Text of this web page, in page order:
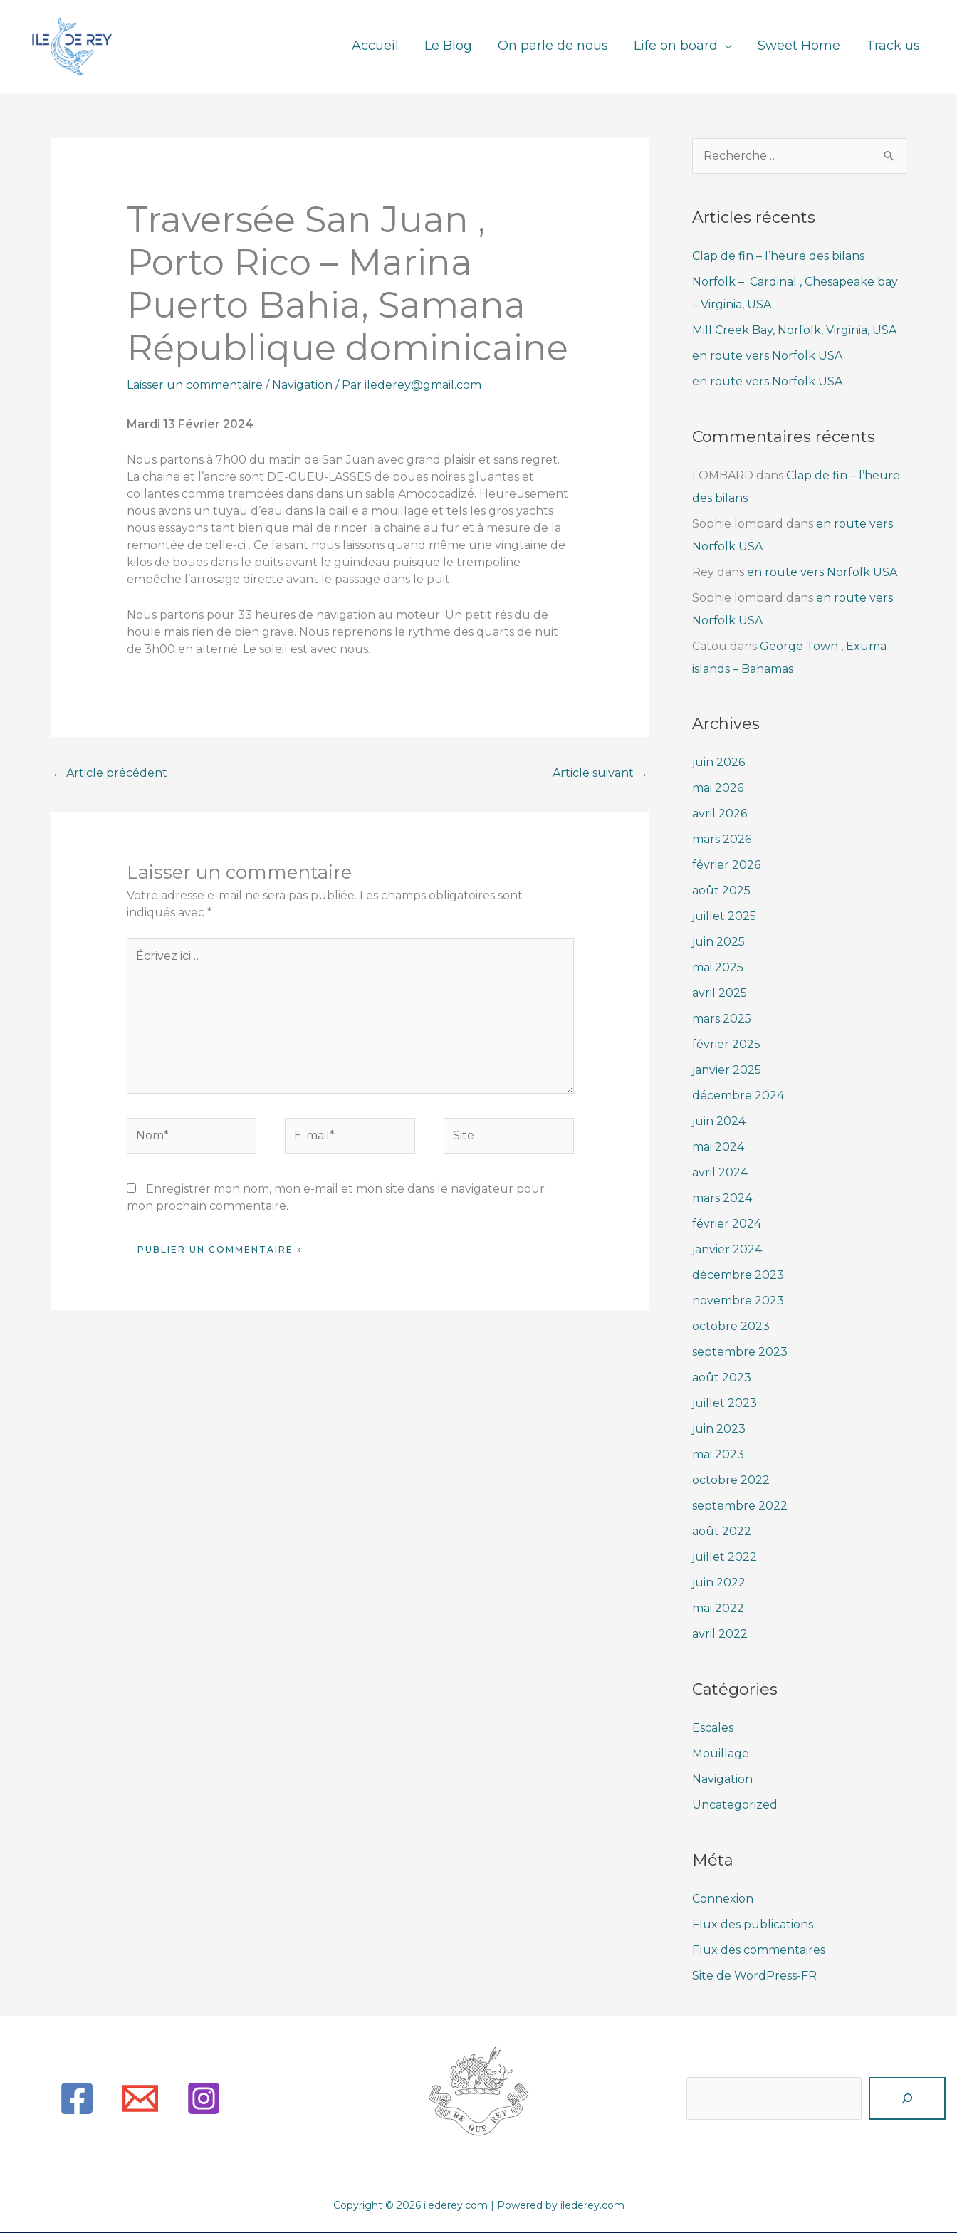
contenu
Accueil Le Blog On parle de nous Life on board Sweet Home Track us
Traversée San Juan ,
Porto Rico – Marina
Puerto Bahia, Samana
République dominicaine
Laisser un commentaire / Navigation / Par ilederey@gmail.com
Mardi 13 Février 2024
Nous partons à 7h00 du matin de San Juan avec grand plaisir et sans regret.
La chaine et l’ancre sont DE-GUEU-LASSES de boues noires gluantes et
collantes comme trempées dans dans un sable Amococadizé. Heureusement
nous avons un tuyau d’eau dans la baille à mouillage et tels les gros yachts
nous essayons tant bien que mal de rincer la chaine au fur et à mesure de la
remontée de celle-ci . Ce faisant nous laissons quand même une vingtaine de
kilos de boues dans le puits avant le guindeau puisque le trempoline
empêche l’arrosage directe avant le passage dans le puit.
Nous partons pour 33 heures de navigation au moteur. Un petit résidu de
houle mais rien de bien grave. Nous reprenons le rythme des quarts de nuit
de 3h00 en alterné. Le soleil est avec nous.
← Article précédent Article suivant →
Laisser un commentaire
Votre adresse e-mail ne sera pas publiée. Les champs obligatoires sont
indiqués avec *
Écrivez
ici…
mail*
Enregistrer mon nom, mon e-mail et mon site dans le navigateur pour
mon prochain commentaire.
e
h
r
c
h
e
r
Articles récents
Clap de fin – l’heure des bilans
Norfolk – Cardinal , Chesapeake bay
– Virginia, USA
Mill Creek Bay, Norfolk, Virginia, USA
en route vers Norfolk USA
en route vers Norfolk USA
Commentaires récents
LOMBARD dansClap de fin – l’heure
des bilans
Sophie lombard dansen route vers
Norfolk USA
Rey dansen route vers Norfolk USA
Sophie lombard dansen route vers
Norfolk USA
Catou dansGeorge Town , Exuma
islands – Bahamas
Archives
juin 2026
mai 2026
avril 2026
mars 2026
février 2026
août 2025
juillet 2025
juin 2025
mai 2025
avril 2025
mars 2025
février 2025
janvier 2025
décembre 2024
juin 2024
mai 2024
avril 2024
mars 2024
février 2024
janvier 2024
décembre 2023
novembre 2023
octobre 2023
septembre 2023
août 2023
juillet 2023
juin 2023
mai 2023
octobre 2022
septembre 2022
août 2022
juillet 2022
juin 2022
mai 2022
avril 2022
Catégories
Escales
Mouillage
Navigation
Uncategorized
Méta
Connexion
Flux des publications
Flux des commentaires
Site de WordPress-FR
Copyright © 2026 ilederey.com | Powered by ilederey.com